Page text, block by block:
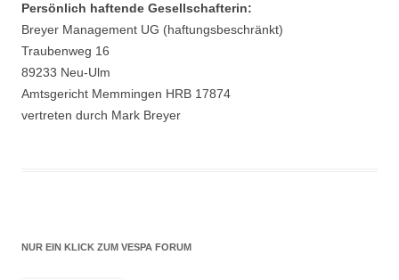
Persönlich haftende Gesellschafterin:
Breyer Management UG (haftungsbeschränkt)
Traubenweg 16
89233 Neu-Ulm
Amtsgericht Memmingen HRB 17874
vertreten durch Mark Breyer
NUR EIN KLICK ZUM VESPA FORUM